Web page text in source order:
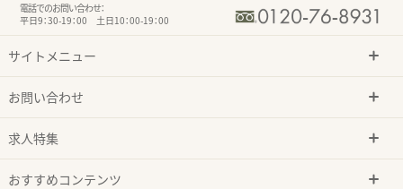
電話でのお問い合わせ：
平日9：30-19：00 土日10：00-19：00
サイトメニュー
お問い合わせ
求人特集
おすすめコンテンツ